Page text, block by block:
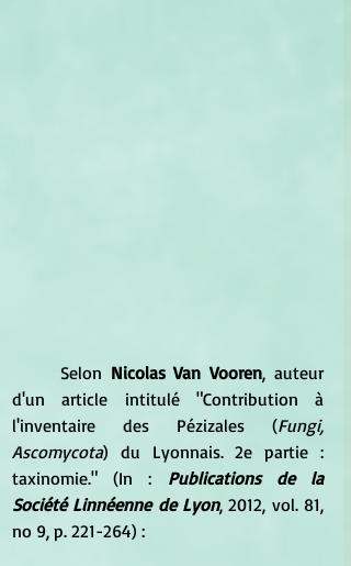
	Selon
Nicolas Van Vooren, auteur
d'un article intitulé "Contribution à
l'inventaire des Pézizales (Fungi,
Ascomycota) du Lyonnais. 2e partie :
taxinomie." (In : Publications de la
Société Linnéenne de Lyon, 2012, vol. 81,
no 9, p. 221-264) :